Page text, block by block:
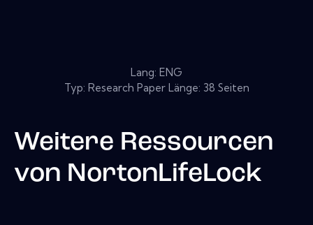
Lang: ENG
Typ: Research Paper Länge: 38 Seiten
Weitere Ressourcen
von NortonLifeLock